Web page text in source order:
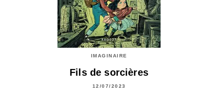
IMAGINAIRE
Fils de sorcières
12/07/2023